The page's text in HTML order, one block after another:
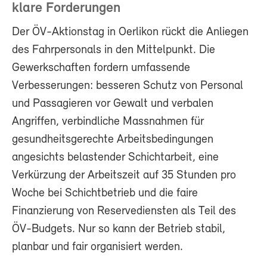
klare Forderungen
Der ÖV-Aktionstag in Oerlikon rückt die Anliegen
des Fahrpersonals in den Mittelpunkt. Die
Gewerkschaften fordern umfassende
Verbesserungen: besseren Schutz von Personal
und Passagieren vor Gewalt und verbalen
Angriffen, verbindliche Massnahmen für
gesundheitsgerechte Arbeitsbedingungen
angesichts belastender Schichtarbeit, eine
Verkürzung der Arbeitszeit auf 35 Stunden pro
Woche bei Schichtbetrieb und die faire
Finanzierung von Reservediensten als Teil des
ÖV-Budgets. Nur so kann der Betrieb stabil,
planbar und fair organisiert werden.